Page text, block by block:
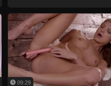
09:29